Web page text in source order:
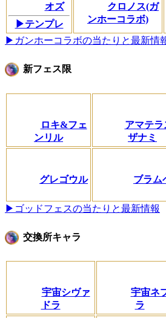
オズ
▶テンプレ
クロノス(ガ
ンホーコラボ)
▶ガンホーコラボの当たりと最新情
新フェス限
ロキ&フェ
ンリル
アマテ
ザナミ
グレゴウル ブラム
▶ゴッドフェスの当たりと最新情報
交換所キャラ
宇宙シヴァ
ドラ
宇宙ネ
ラ